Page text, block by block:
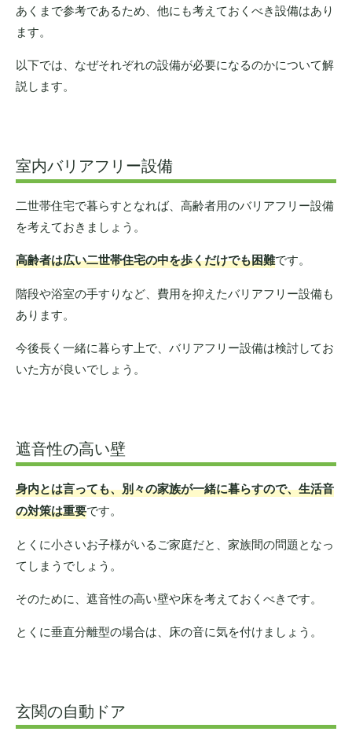
あくまで参考であるため、他にも考えておくべき設備はあり
ます。
以下では、なぜそれぞれの設備が必要になるのかについて解
説します。
室内バリアフリー設備
二世帯住宅で暮らすとなれば、高齢者用のバリアフリー設備
を考えておきましょう。
高齢者は広い二世帯住宅の中を歩くだけでも困難です。
階段や浴室の手すりなど、費用を抑えたバリアフリー設備も
あります。
今後長く一緒に暮らす上で、バリアフリー設備は検討してお
いた方が良いでしょう。
遮音性の高い壁
身内とは言っても、別々の家族が一緒に暮らすので、生活音
の対策は重要です。
とくに小さいお子様がいるご家庭だと、家族間の問題となっ
てしまうでしょう。
そのために、遮音性の高い壁や床を考えておくべきです。
とくに垂直分離型の場合は、床の音に気を付けましょう。
玄関の自動ドア